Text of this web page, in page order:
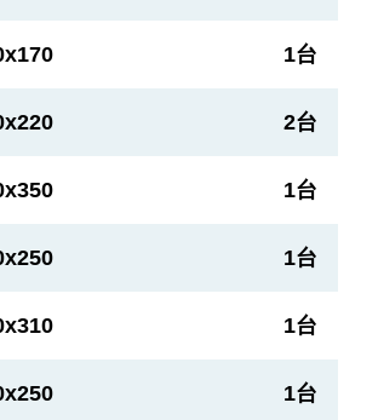
1台
2台
1台
1台
1台
1台